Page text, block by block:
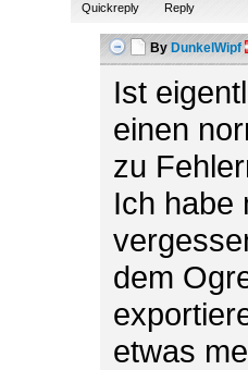
Quickreply Reply
By DunkelWipf
Ist
einen
zu
Ich habe
dem
etwas